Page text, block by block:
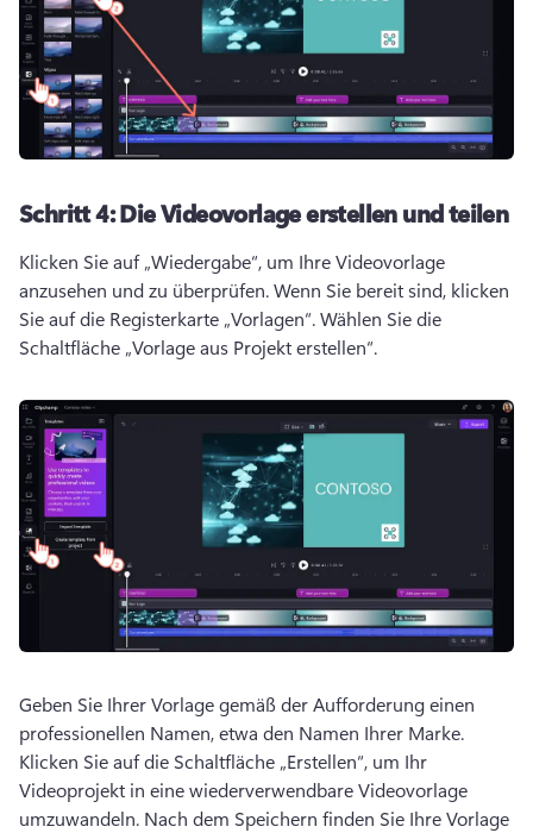
Schritt 4:Die Videovorlage erstellen und teilen
Klicken Sie auf „Wiedergabe“, um Ihre Videovorlage
anzusehen und zu überprüfen. Wenn Sie bereit sind, klicken
Sie auf die Registerkarte „Vorlagen“. Wählen Sie die
Schaltfläche „Vorlage aus Projekt erstellen“.
Geben Sie Ihrer Vorlage gemäß der Aufforderung einen
Klicken Sie auf die Schaltfläche „Erstellen“, um Ihr
Videoprojekt in eine wiederverwendbare Videovorlage
umzuwandeln. Nach dem Speichern finden Sie Ihre Vorlage